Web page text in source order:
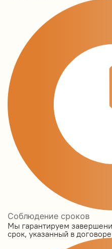
Соблюдение сроков
Мы гарантируем
срок, указанный в договоре